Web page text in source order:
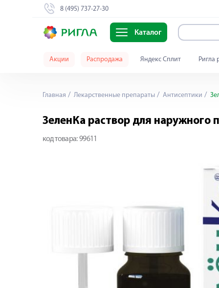
8 (495) 737-27-30
Каталог
Акции Распродажа Яндекс Сплит Ригла
Главная Лекарственные препараты Антисептики
ЗеленКа раствор для наружного
код товара: 99611